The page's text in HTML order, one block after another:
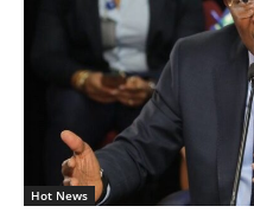
Hot News